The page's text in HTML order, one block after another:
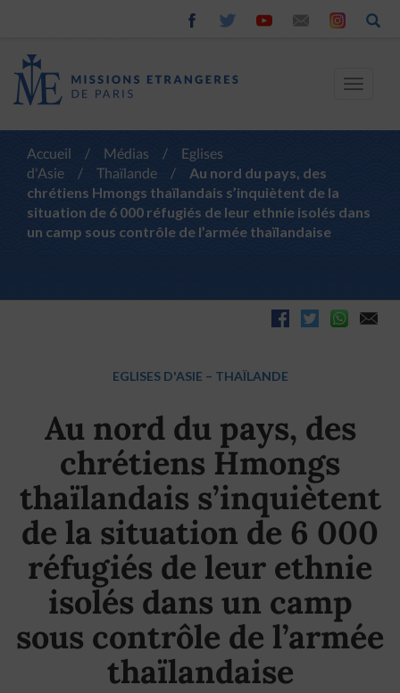
Toggle
Accueil / Médias /
Eglises
d'Asie
/ Thaïlande /
Au nord du pays, des
chrétiens Hmongs thaïlandais s’inquiètent de la
situation de 6 000 réfugiés de leur ethnie isolés dans
un camp sous contrôle de l’armée thaïlandaise
EGLISES D'ASIE – THAÏLANDE
Au nord du pays, des
chrétiens Hmongs
thaïlandais s’inquiètent
de la situation de 6 000
réfugiés de leur ethnie
isolés dans un camp
sous contrôle de l’armée
thaïlandaise